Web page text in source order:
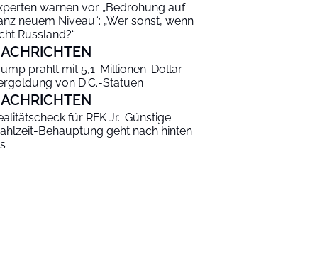
warnen vor „Bedrohung auf
neuem Niveau“: „Wer sonst, wenn
Russland?“
prahlt mit 5,1-Millionen-Dollar-
von D.C.-Statuen
für RFK Jr.: Günstige
Behauptung geht nach hinten